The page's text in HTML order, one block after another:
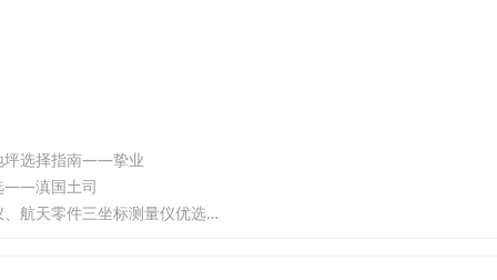
坪选择指南——挚业
——滇国土司
【2026-08】一键式三坐标测量机靠谱公司哪个好？模具三坐标检测仪、航天零件三坐标测量仪优选——智信濠